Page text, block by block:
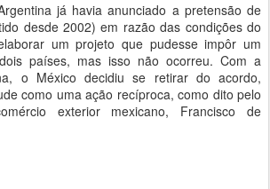
já havia anunciado a pretensão de
desde 2002) em razão das condições do
um projeto que pudesse impôr um
países, mas isso não ocorreu. Com a
o México decidiu se retirar do acordo,
como uma ação recíproca, como dito pelo
exterior mexicano, Francisco de